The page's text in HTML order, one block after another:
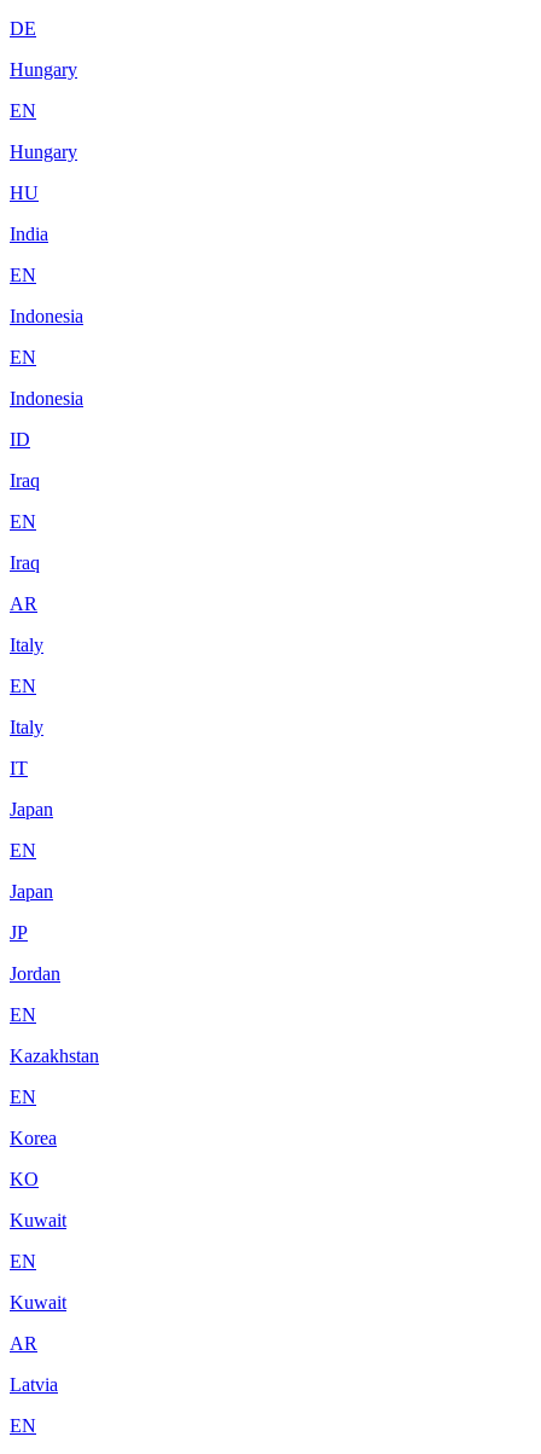
DE
Hungary
EN
Hungary
HU
India
EN
Indonesia
EN
Indonesia
ID
Iraq
EN
Iraq
AR
Italy
EN
Italy
IT
Japan
EN
Japan
JP
Jordan
EN
Kazakhstan
EN
Korea
KO
Kuwait
EN
Kuwait
AR
Latvia
EN